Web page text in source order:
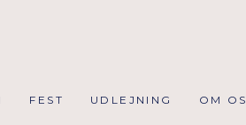
FEST UDLEJNING OM OS